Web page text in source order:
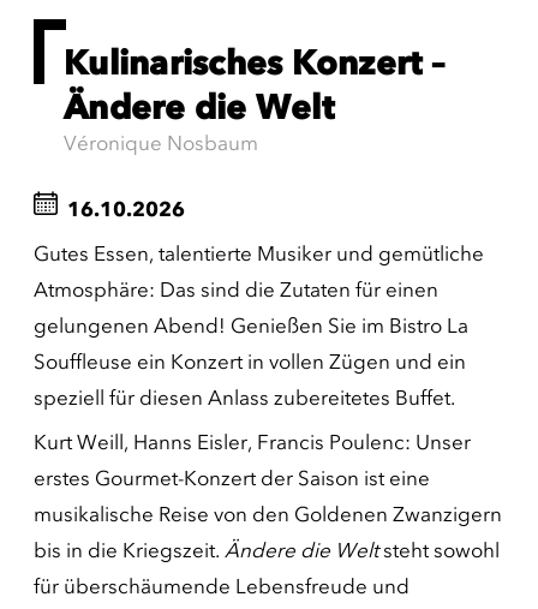
Kulinarisches Konzert –
Ändere die Welt
Véronique Nosbaum
16.10.2026
Gutes Essen, talentierte Musiker und gemütliche
Atmosphäre: Das sind die Zutaten für einen
gelungenen Abend! Genießen Sie im Bistro La
Souffleuse ein Konzert in vollen Zügen und ein
speziell für diesen Anlass zubereitetes Buffet.
Kurt Weill, Hanns Eisler, Francis Poulenc: Unser
erstes Gourmet-Konzert der Saison ist eine
musikalische Reise von den Goldenen Zwanzigern
bis in die Kriegszeit. Ändere die Weltsteht sowohl
für überschäumende Lebensfreude und